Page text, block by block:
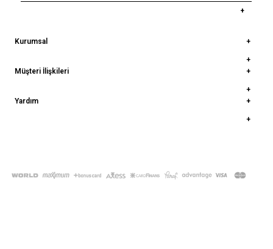
Kurumsal
Müşteri İlişkileri
Yardım